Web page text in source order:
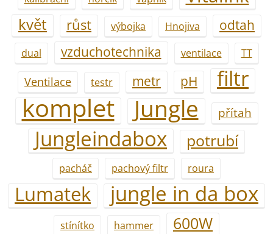
květ růst výbojka Hnojiva odtah
dual vzduchotechnika ventilace TT
Ventilace testr metr pH filtr
komplet Jungle přítah
Jungleindabox potrubí
pacháč pachový filtr roura
Lumatek jungle in da box
stínítko hammer
600W